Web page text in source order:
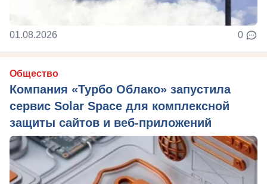
01.08.2026 0
Общество
Компания «Турбо Облако» запустила
сервис Solar Space для комплексной
защиты сайтов и веб-приложений